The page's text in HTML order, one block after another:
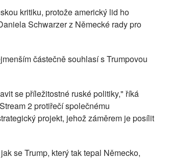
kritiku, protože americký lid ho
Schwarzer z Německé rady pro
částečně souhlasí s Trumpovou
se příležitostné ruské politiky," říká
2 protiřečí společnému
projekt, jehož záměrem je posílit
se Trump, který tak tepal Německo,